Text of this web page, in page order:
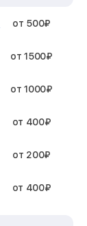
от 500₽
от 1500₽
от 1000₽
от 400₽
от 200₽
от 400₽